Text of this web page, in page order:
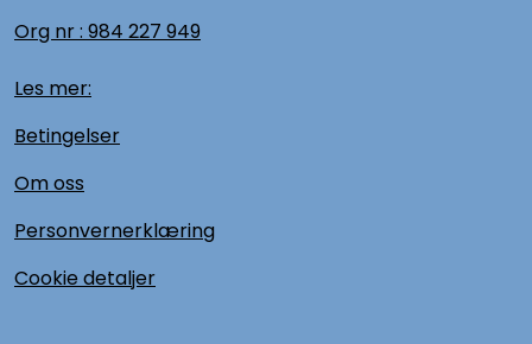
Org nr : 984 227 949
Les mer:
Betingelser
Om oss
Personvernerklæring
Cookie detaljer